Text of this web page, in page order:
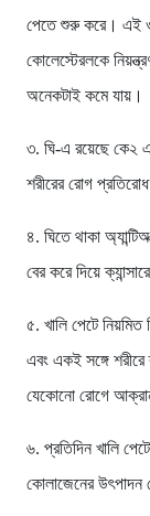
পেতে শুরু করে। এই
কোলেস্টেরলকে
অনেকটাই কমে যায়।
৩. ঘি-এ রয়েছে কে২
শরীরের রোগ
৪. ঘিতে থাকা
বের করে দিয়ে
৫. খালি পেটে নিয়মিত
এবং একই সঙ্গে শরীরে
যেকোনো রোগে
৬. প্রতিদিন খালি
কোলাজেনের